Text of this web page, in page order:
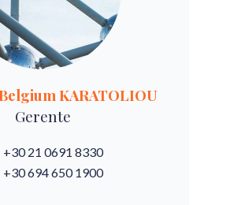
KARATOLIOU
Gerente
+30 21 0691 8330
+30 694 650 1900